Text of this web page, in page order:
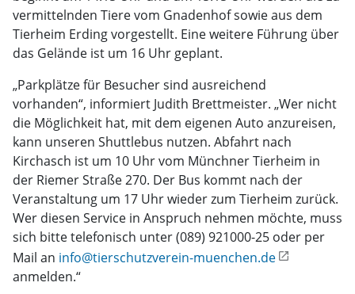
vermittelnden Tiere vom Gnadenhof sowie aus dem
Tierheim Erding vorgestellt. Eine weitere Führung über
das Gelände ist um 16 Uhr geplant.
„Parkplätze für Besucher sind ausreichend
vorhanden“, informiert Judith Brettmeister. „Wer nicht
die Möglichkeit hat, mit dem eigenen Auto anzureisen,
kann unseren Shuttlebus nutzen. Abfahrt nach
Kirchasch ist um 10 Uhr vom Münchner Tierheim in
der Riemer Straße 270. Der Bus kommt nach der
Veranstaltung um 17 Uhr wieder zum Tierheim zurück.
Wer diesen Service in Anspruch nehmen möchte, muss
sich bitte telefonisch unter (089) 921000-25 oder per
Mail an info@tierschutzverein-muenchen.de
anmelden.“